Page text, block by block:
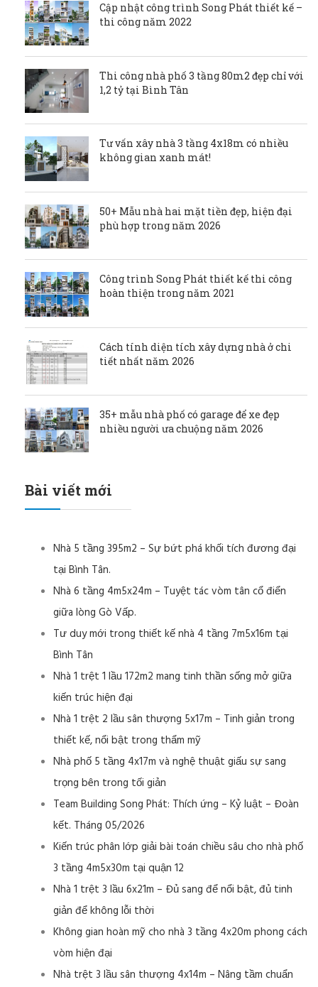
Cập nhật công trình Song Phát thiết kế –
thi công năm 2022
Thi công nhà phố 3 tầng 80m2 đẹp chỉ với
1,2 tỷ tại Bình Tân
Tư vấn xây nhà 3 tầng 4x18m có nhiều
không gian xanh mát!
50+ Mẫu nhà hai mặt tiền đẹp, hiện đại
phù hợp trong năm 2026
Công trình Song Phát thiết kế thi công
hoàn thiện trong năm 2021
Cách tính diện tích xây dựng nhà ở chi
tiết nhất năm 2026
35+ mẫu nhà phố có garage để xe đẹp
nhiều người ưa chuộng năm 2026
Bài viết mới
Nhà 5 tầng 395m2 – Sự bứt phá khối tích đương đại
tại Bình Tân.
Nhà 6 tầng 4m5x24m – Tuyệt tác vòm tân cổ điển
giữa lòng Gò Vấp.
Tư duy mới trong thiết kế nhà 4 tầng 7m5x16m tại
Bình Tân
Nhà 1 trệt 1 lầu 172m2 mang tinh thần sống mở giữa
kiến trúc hiện đại
Nhà 1 trệt 2 lầu sân thượng 5x17m – Tinh giản trong
thiết kế, nổi bật trong thẩm mỹ
Nhà phố 5 tầng 4x17m và nghệ thuật giấu sự sang
trọng bên trong tối giản
Team Building Song Phát: Thích ứng – Kỷ luật – Đoàn
kết. Tháng 05/2026
Kiến trúc phân lớp giải bài toán chiều sâu cho nhà phố
3 tầng 4m5x30m tại quận 12
Nhà 1 trệt 3 lầu 6x21m – Đủ sang để nổi bật, đủ tinh
giản để không lỗi thời
Không gian hoàn mỹ cho nhà 3 tầng 4x20m phong cách
vòm hiện đại
Nhà trệt 3 lầu sân thượng 4x14m – Nâng tầm chuẩn